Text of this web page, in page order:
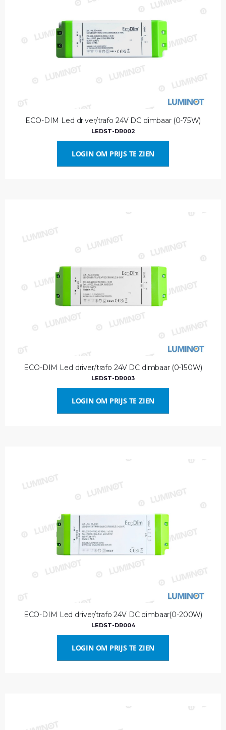
ECO-DIM Led driver/trafo 24V DC dimbaar (0-75W)
LEDST-DR002
LOGIN OM PRIJS TE ZIEN
ECO-DIM Led driver/trafo 24V DC dimbaar (0-150W)
LEDST-DR003
LOGIN OM PRIJS TE ZIEN
ECO-DIM Led driver/trafo 24V DC dimbaar(0-200W)
LEDST-DR004
LOGIN OM PRIJS TE ZIEN